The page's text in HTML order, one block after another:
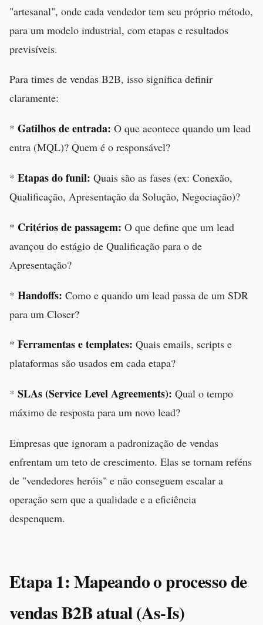
"artesanal", onde cada vendedor tem seu próprio método,
para um modelo industrial, com etapas e resultados
previsíveis.
Para times de vendas B2B, isso significa definir
claramente:
* Gatilhos de entrada: O que acontece quando um lead
entra (MQL)? Quem é o responsável?
* Etapas do funil: Quais são as fases (ex: Conexão,
Qualificação, Apresentação da Solução, Negociação)?
* Critérios de passagem: O que define que um lead
avançou do estágio de Qualificação para o de
Apresentação?
* Handoffs: Como e quando um lead passa de um SDR
para um Closer?
* Ferramentas e templates: Quais emails, scripts e
plataformas são usados em cada etapa?
* SLAs (Service Level Agreements): Qual o tempo
máximo de resposta para um novo lead?
Empresas que ignoram a padronização de vendas
enfrentam um teto de crescimento. Elas se tornam reféns
de "vendedores heróis" e não conseguem escalar a
operação sem que a qualidade e a eficiência
despenquem.
Etapa 1: Mapeando o processo de
vendas B2B atual (As-Is)